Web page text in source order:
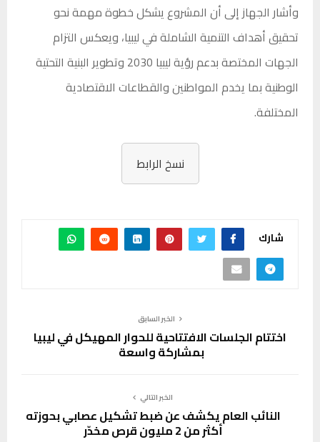
وأشار الجهاز إلى أن المشروع يشكل خطوة مهمة نحو
تحقيق أهداف التنمية الشاملة في ليبيا، ويعكس التزام
الجهات المختصة بدعم رؤية ليبيا 2030 وتطوير البنية التحتية
الوطنية بما يخدم المواطنين والقطاعات الاقتصادية
المختلفة.
نسخ الرابط
شارك
الخبر السابق
اختتام الجلسات الافتتاحية للحوار المهيكل في ليبيا
بمشاركة واسعة
الخبر التالي
النائب العام يكشف عن ضبط تشكيل عصابي بحوزته
أكثر من 2 مليون قرص مخدّر